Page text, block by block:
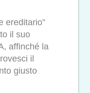
ereditario”
il suo
affinché la
il
giusto